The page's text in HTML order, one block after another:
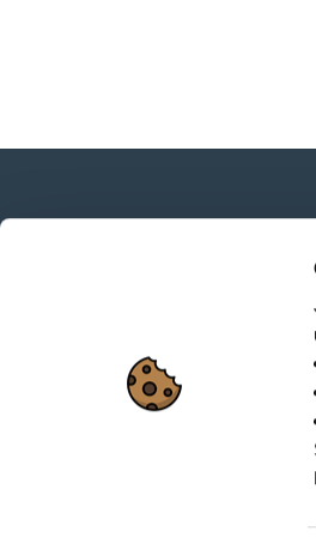
Bleiben Sie mit